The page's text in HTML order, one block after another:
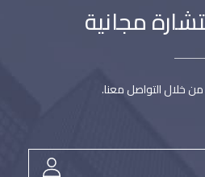
مجانية
خلال التواصل معنا.